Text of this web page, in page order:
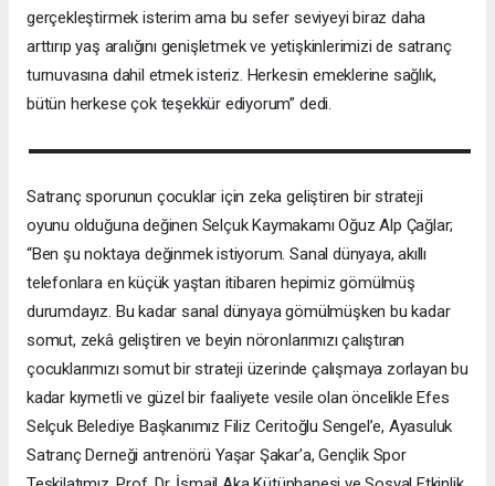
gerçekleştirmek isterim ama bu sefer seviyeyi biraz daha
arttırıp yaş aralığını genişletmek ve yetişkinlerimizi de satranç
turnuvasına dahil etmek isteriz. Herkesin emeklerine sağlık,
bütün herkese çok teşekkür ediyorum” dedi.
Satranç sporunun çocuklar için zeka geliştiren bir strateji
oyunu olduğuna değinen Selçuk Kaymakamı Oğuz Alp Çağlar;
“Ben şu noktaya değinmek istiyorum. Sanal dünyaya, akıllı
telefonlara en küçük yaştan itibaren hepimiz gömülmüş
durumdayız. Bu kadar sanal dünyaya gömülmüşken bu kadar
somut, zekâ geliştiren ve beyin nöronlarımızı çalıştıran
çocuklarımızı somut bir strateji üzerinde çalışmaya zorlayan bu
kadar kıymetli ve güzel bir faaliyete vesile olan öncelikle Efes
Selçuk Belediye Başkanımız Filiz Ceritoğlu Sengel’e, Ayasuluk
Satranç Derneği antrenörü Yaşar Şakar’a, Gençlik Spor